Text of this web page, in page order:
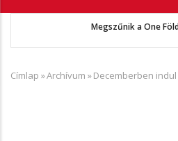
Megszűnik a One
Morzsa
Címlap »Archívum »Decemberben